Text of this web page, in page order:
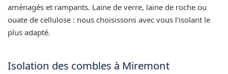
aménagés et rampants. Laine de verre, laine de roche ou
ouate de cellulose : nous choisissons avec vous l'isolant le
plus adapté.
Isolation des combles à Miremont